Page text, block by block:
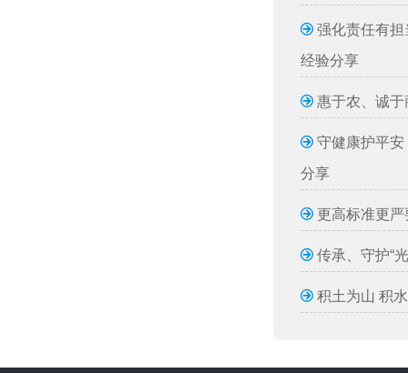
强化责任有
经验分享
惠于农、诚
守健康护平
分享
更高标准更
传承、守护“
积土为山 积